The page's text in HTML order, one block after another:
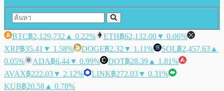
BTC฿2,129,732 ▲ 0.22% ETH฿62,132.00▼ 0.06%
XRP฿35.41 ▼ 1.58% DOGE฿2.32 ▼ 1.11% SOL฿2,457.63 ▲
0.05%
ADA฿6.44▼ 0.99% DOT฿28.39 ▲ 1.81%
AVAX฿222.03▼ 2.12% LINK฿272.03▼ 0.31%
KUB฿20.58 ▲ 0.78%